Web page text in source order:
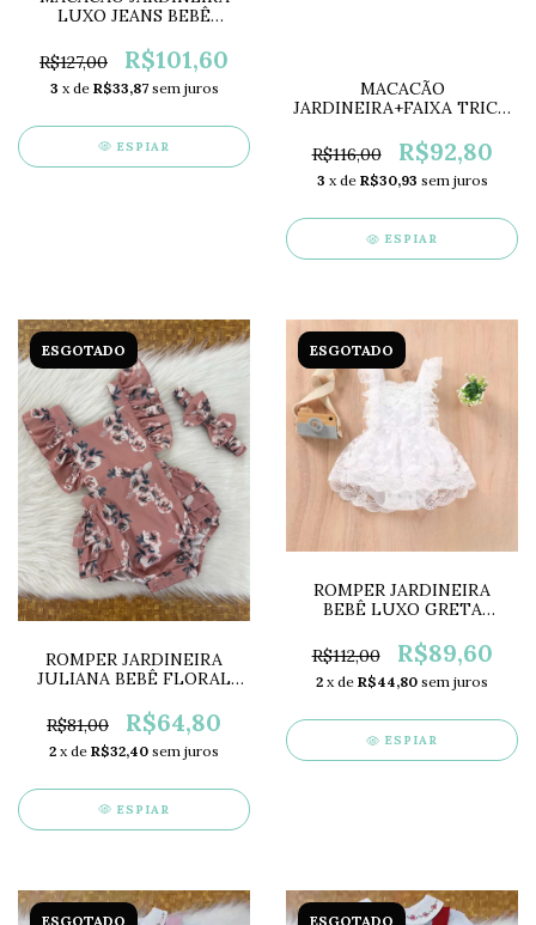
LUXO JEANS BEBÊ
R$127,00
R$101,60
3 x de R$33,87 sem juros
ESPIAR
MACACÃO
JARDINEIRA+FAIXA TRICÔ
PR10740
R$116,00 R$92,80
3 x de R$30,93 sem juros
ESPIAR
ESGOTADO
ROMPER JARDINEIRA
JULIANA BEBÊ FLORAL
R$81,00
R$64,80
2 x de R$32,40 sem juros
ESPIAR
ESGOTADO
ROMPER JARDINEIRA
BEBÊ LUXO GRETA
LC0544
R$112,00 R$89,60
2 x de R$44,80 sem juros
ESPIAR
ESGOTADO ESGOTADO